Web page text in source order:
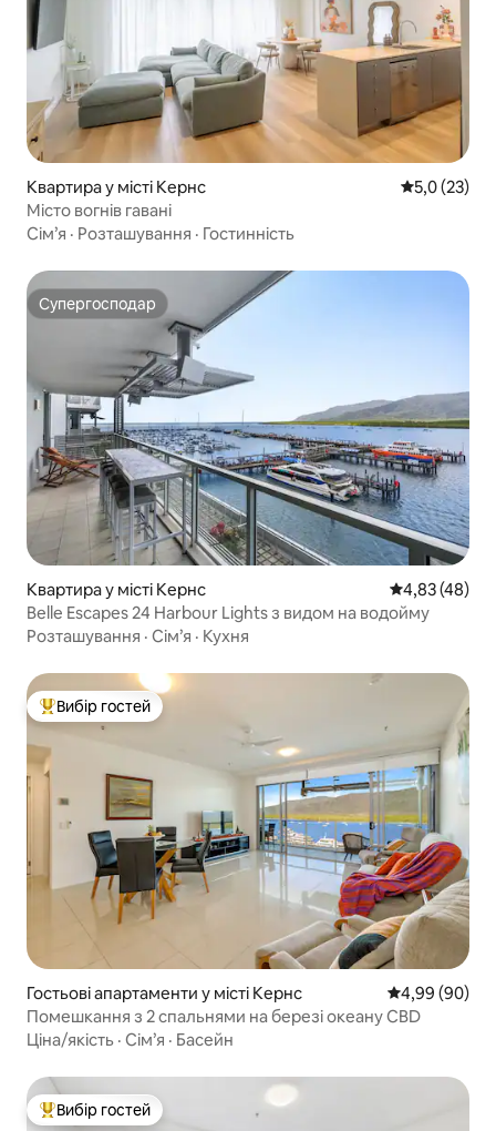
Квартира у місті Кернс Середня
5,0 (23)
Місто вогнів гавані
Сім’я · Розташування · Гостинність
Супергосподар
Супергосподар
Квартира у місті Кернс Середня
4,83 (48)
Belle Escapes 24 Harbour Lights з видом на водойму
Розташування · Сім’я · Кухня
Топ вибір гостей
Вибір гостей
Гостьові апартаменти у місті Кернс Середня
4,99 (90)
Помешкання з 2 спальнями на березі океану CBD
Ціна/якість · Сім’я · Басейн
Топ вибір гостей
Вибір гостей